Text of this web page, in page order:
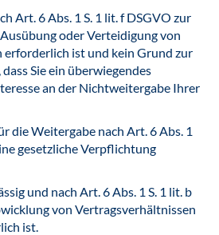
Art. 6 Abs. 1 S. 1 lit. f DSGVO zur
oder Verteidigung von
erforderlich ist und kein Grund zur
Sie ein überwiegendes
an der Nichtweitergabe Ihrer
die Weitergabe nach Art. 6 Abs. 1
gesetzliche Verpflichtung
und nach Art. 6 Abs. 1 S. 1 lit. b
von Vertragsverhältnissen
ist.